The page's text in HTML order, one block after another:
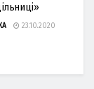
23.10.2020